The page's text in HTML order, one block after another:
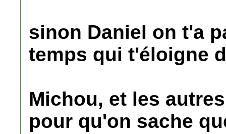
sinon Daniel on t'a
temps qui t'éloigne
Michou, et les
pour qu'on sache